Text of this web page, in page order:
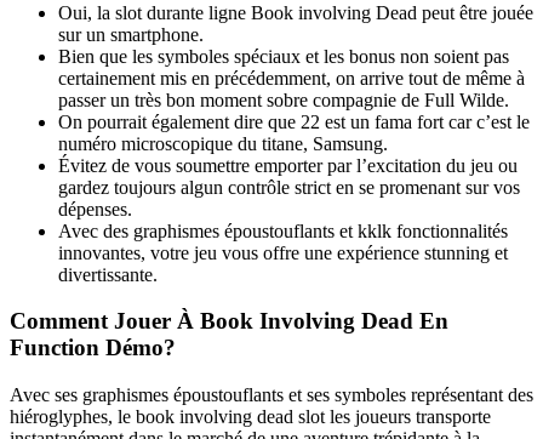
Oui, la slot durante ligne Book involving Dead peut être jouée
sur un smartphone.
Bien que les symboles spéciaux et les bonus non soient pas
certainement mis en précédemment, on arrive tout de même à
passer un très bon moment sobre compagnie de Full Wilde.
On pourrait également dire que 22 est un fama fort car c’est le
numéro microscopique du titane, Samsung.
Évitez de vous soumettre emporter par l’excitation du jeu ou
gardez toujours algun contrôle strict en se promenant sur vos
dépenses.
Avec des graphismes époustouflants et kklk fonctionnalités
innovantes, votre jeu vous offre une expérience stunning et
divertissante.
Comment Jouer À Book Involving Dead En
Function Démo?
Avec ses graphismes époustouflants et ses symboles représentant des
hiéroglyphes, le book involving dead slot les joueurs transporte